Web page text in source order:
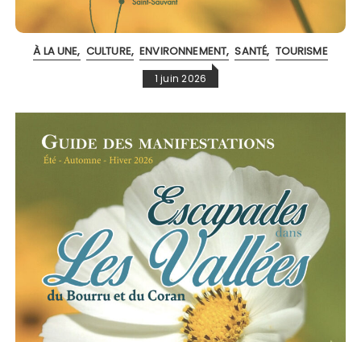
À LA UNE CULTURE ENVIRONNEMENT SANTÉ TOURISME
1 juin 2026